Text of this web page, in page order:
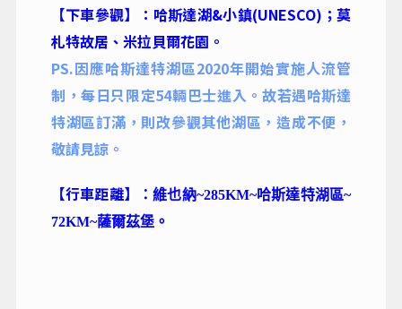
【下車參觀】：哈斯達湖&小鎮(UNESCO) ；莫
札特故居、米拉貝爾花園。
PS.因應哈斯達特湖區2020年開始實施人流管
制，每日只限定54輛巴士進入。故若遇哈斯達
特湖區訂滿，則改參觀其他湖區，造成不便，
敬請見諒。
【行車距離】 ：維也納~285KM~哈斯達特湖區~
72KM~薩爾茲堡。